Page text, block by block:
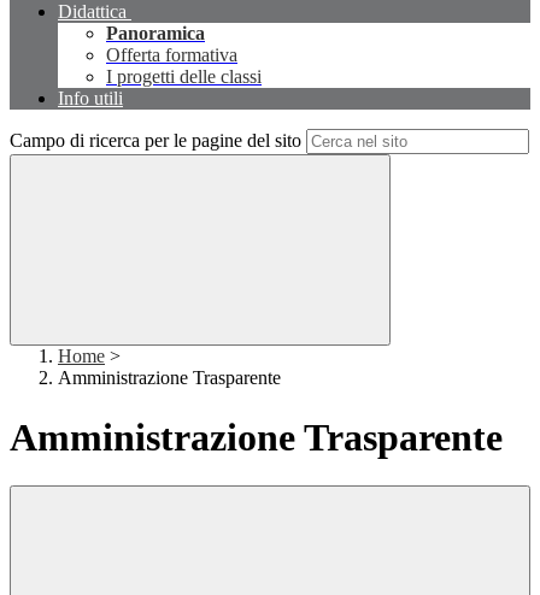
Didattica
Panoramica
Offerta formativa
I progetti delle classi
Info utili
Campo di ricerca per le pagine del sito
Home >
Amministrazione Trasparente
Amministrazione Trasparente